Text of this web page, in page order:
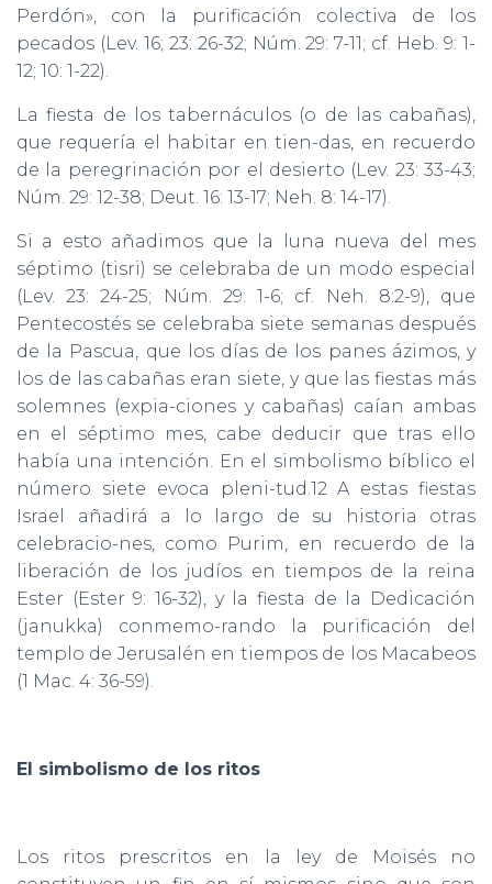
Perdón», con la purificación colectiva de los
pecados (Lev. 16; 23: 26-32; Núm. 29: 7-11; cf. Heb. 9: 1-
12; 10: 1-22).
La fiesta de los tabernáculos (o de las cabañas),
que requería el habitar en tien-das, en recuerdo
de la peregrinación por el desierto (Lev. 23: 33-43;
Núm. 29: 12-38; Deut. 16: 13-17; Neh. 8: 14-17).
Si a esto añadimos que la luna nueva del mes
séptimo (tisri) se celebraba de un modo especial
(Lev. 23: 24-25; Núm. 29: 1-6; cf. Neh. 8:2-9), que
Pentecostés se celebraba siete semanas después
de la Pascua, que los días de los panes ázimos, y
los de las cabañas eran siete, y que las fiestas más
solemnes (expia-ciones y cabañas) caían ambas
en el séptimo mes, cabe deducir que tras ello
había una intención. En el simbolismo bíblico el
número siete evoca pleni-tud.12 A estas fiestas
Israel añadirá a lo largo de su historia otras
celebracio-nes, como Purim, en recuerdo de la
liberación de los judíos en tiempos de la reina
Ester (Ester 9: 16-32), y la fiesta de la Dedicación
(janukka) conmemo-rando la purificación del
templo de Jerusalén en tiempos de los Macabeos
(1 Mac. 4: 36-59).
El simbolismo de los ritos
Los ritos prescritos en la ley de Moisés no